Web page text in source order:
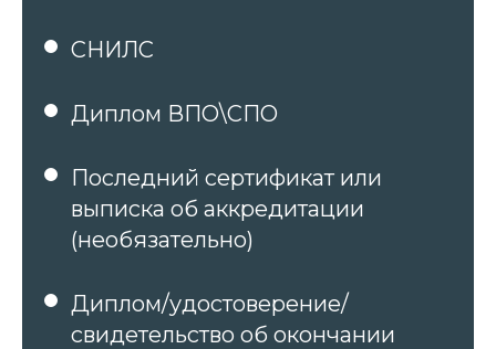
СНИЛС
Диплом ВПО\СПО
Последний сертификат или
выписка об аккредитации
(необязательно)
Диплом/удостоверение/
свидетельство об окончании